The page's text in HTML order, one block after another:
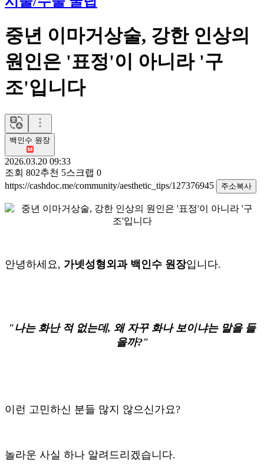
중년 이마거상술, 강한 인상의
원인은 '표정'이 아니라 '구
조'입니다
백인수 원장
2026.03.20 09:33
조회 802추천 5스크랩 0
https://cashdoc.me/community/aesthetic_tips/127376945
주소복사
안녕하세요, 가넷성형외과 백인수 원장입니다.
"나는 화난 적 없는데, 왜 자꾸 화나 보이냐는 말을 들
을까?"
이런 고민하신 분들 많지 않으신가요?
놀라운 사실 하나 알려드리겠습니다.